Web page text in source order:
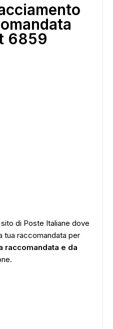
6859
di Poste Italiane dove
tua raccomandata per
raccomandata e da